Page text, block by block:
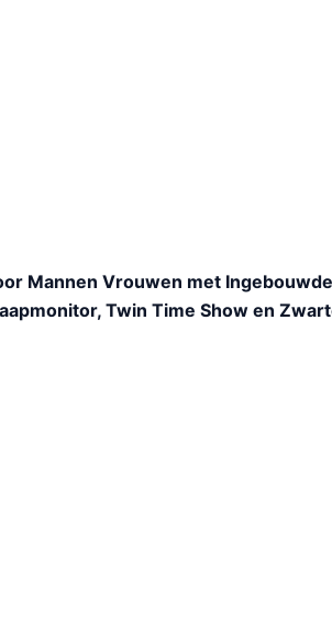
Mannen Vrouwen met Ingebouwde
Twin Time Show en